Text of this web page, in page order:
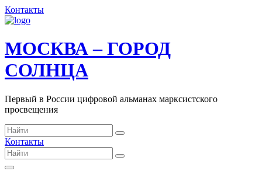
Контакты
МОСКВА – ГОРОД
СОЛНЦА
Первый в России цифровой альманах марксистского
просвещения
Контакты